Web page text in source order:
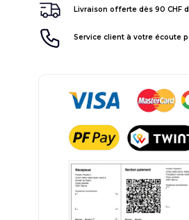
Livraison offerte dès 90 CHF
Service client à votre écoute